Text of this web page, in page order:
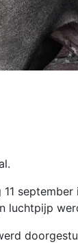
11
luchtpijp